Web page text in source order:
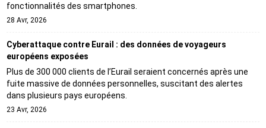
fonctionnalités des smartphones.
28 Avr, 2026
Cyberattaque contre Eurail : des données de voyageurs
européens exposées
Plus de 300 000 clients de l’Eurail seraient concernés après une
fuite massive de données personnelles, suscitant des alertes
dans plusieurs pays européens.
23 Avr, 2026